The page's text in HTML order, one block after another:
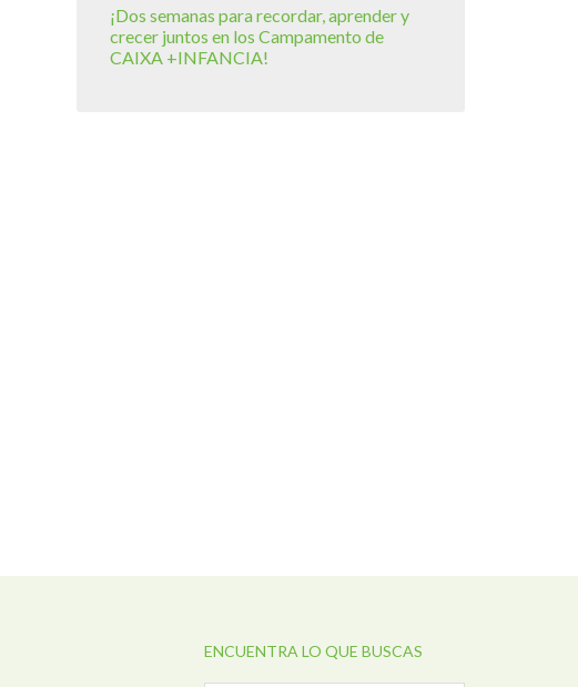
¡Dos semanas para recordar, aprender y
crecer juntos en los Campamento de
CAIXA +INFANCIA!
ENCUENTRA LO QUE BUSCAS